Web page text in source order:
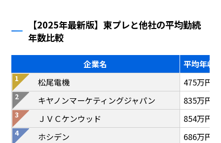
【2025年最新版】東プレと他社の平均勤続
年数比較
企業名
平均年収
松尾電機
475万円
キヤノンマーケティングジャパン
835万円
ＪＶＣケンウッド
854万円
ホシデン
686万円